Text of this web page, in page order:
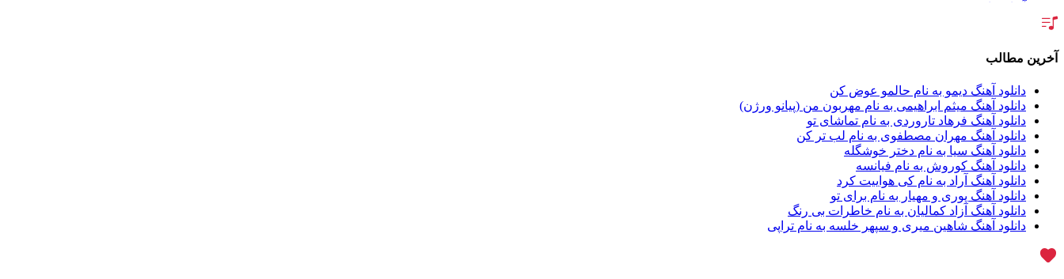
آراد عباسی
آراز
آراز آرا
آراز المان2
آراز نصیری1
آراکو1
آراکوم3
آران2
آران براتی1
آران براتی و ایمان حمیدی1
آران، مُوِرس و وینتِرس1
آرپژ1
آرتا1
آخرین مطالب
دانلود آهنگ دیمو به نام حالمو عوض کن
دانلود آهنگ میثم ابراهیمی به نام مهربون من (پیانو ورژن)
دانلود آهنگ فرهاد تاروردی به نام تماشای تو
دانلود آهنگ مهران مصطفوی به نام لب تر کن
دانلود آهنگ سیا به نام دختر خوشگله
دانلود آهنگ کوروش به نام فیانسه
دانلود آهنگ آراد به نام کی هواییت کرد
دانلود آهنگ پوری و مهیار به نام برای تو
دانلود آهنگ آزاد کمالیان به نام خاطرات بی رنگ
دانلود آهنگ شاهین میری و سپهر خلسه به نام تراپی